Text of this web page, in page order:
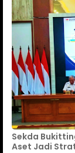
Sekda
Aset Jadi